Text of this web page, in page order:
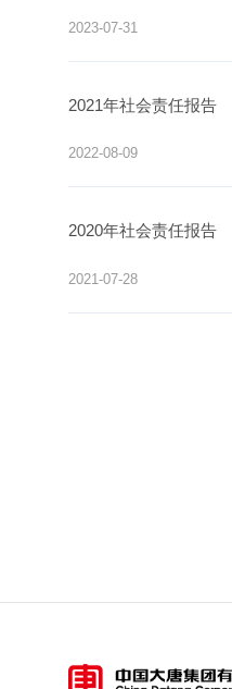
2023-07-31
2021年社会责任报告
2022-08-09
2020年社会责任报告
2021-07-28